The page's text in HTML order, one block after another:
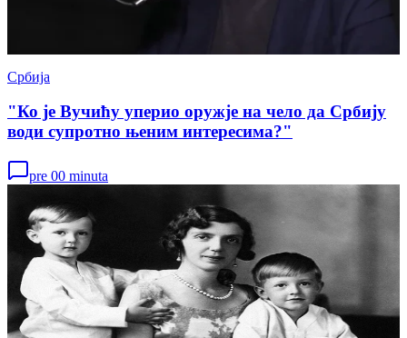
Србија
"Ко је Вучићу уперио оружје на чело да Србију
води супротно њеним интересима?"
pre 00 minuta